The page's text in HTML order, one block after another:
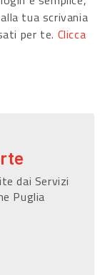
tua scrivania
per te. Clicca
dai Servizi
Puglia